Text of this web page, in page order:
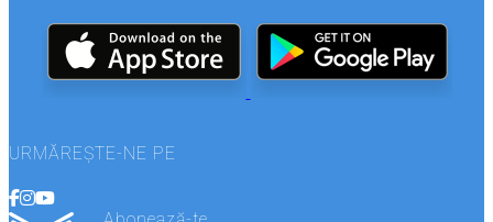
URMĂREȘTE-NE PE